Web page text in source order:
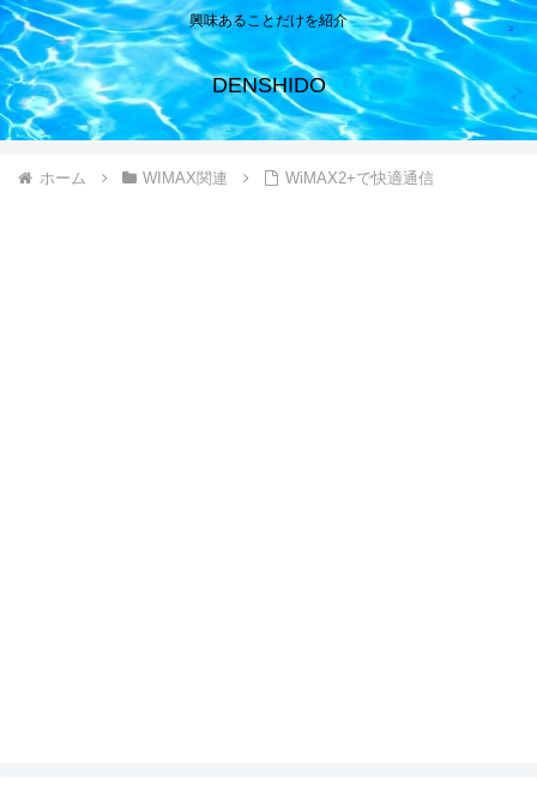
興味あることだけを紹介
DENSHIDO
ホーム WIMAX関連 WiMAX2+で快適通信